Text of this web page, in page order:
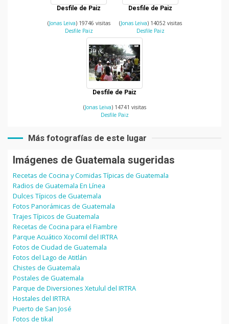
Desfile de Paiz
(Jonas Leiva) 19746 visitas
Desfile Paiz
Desfile de Paiz
(Jonas Leiva) 14052 visitas
Desfile Paiz
Desfile de Paiz
(Jonas Leiva) 14741 visitas
Desfile Paiz
Más fotografías de este lugar
Imágenes de Guatemala sugeridas
Recetas de Cocina y Comidas Típicas de Guatemala
Radios de Guatemala En Línea
Dulces Típicos de Guatemala
Fotos Panorámicas de Guatemala
Trajes Típicos de Guatemala
Recetas de Cocina para el Fiambre
Parque Acuático Xocomil del IRTRA
Fotos de Ciudad de Guatemala
Fotos del Lago de Atitlán
Chistes de Guatemala
Postales de Guatemala
Parque de Diversiones Xetulul del IRTRA
Hostales del IRTRA
Puerto de San José
Fotos de tikal